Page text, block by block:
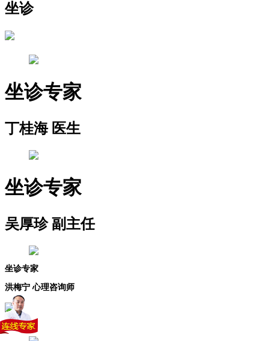
坐诊
坐诊专家
丁桂海 医生
坐诊专家
吴厚珍 副主任
坐诊专家
洪梅宁 心理咨询师